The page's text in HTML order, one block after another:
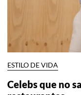
ESTILO DE VIDA
Celebs que no